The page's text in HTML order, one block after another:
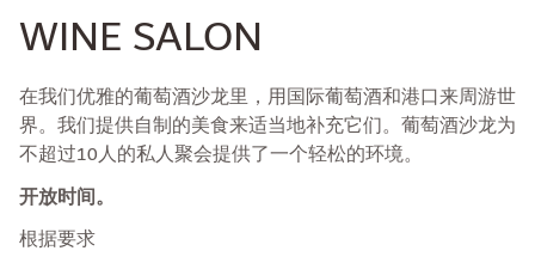
WINE SALON
在我们优雅的葡萄酒沙龙里，用国际葡萄酒和港口来周游世
界。我们提供自制的美食来适当地补充它们。葡萄酒沙龙为
不超过10人的私人聚会提供了一个轻松的环境。
开放时间。
根据要求